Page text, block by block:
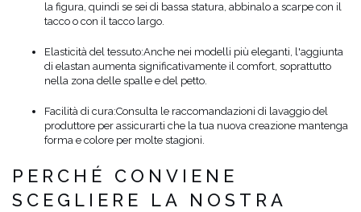
la figura, quindi se sei di bassa statura, abbinalo a scarpe con il
tacco o con il tacco largo.
Elasticità del tessuto:Anche nei modelli più eleganti, l'aggiunta
di elastan aumenta significativamente il comfort, soprattutto
nella zona delle spalle e del petto.
Facilità di cura:Consulta le raccomandazioni di lavaggio del
produttore per assicurarti che la tua nuova creazione mantenga
forma e colore per molte stagioni.
PERCHÉ CONVIENE
SCEGLIERE LA NOSTRA